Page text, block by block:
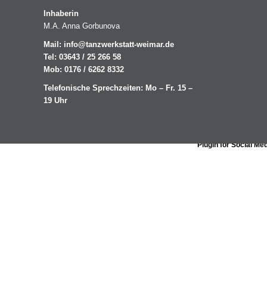
Inhaberin
M.A. Anna Gorbunova
Mail: info@tanzwerkstatt-weimar.de
Tel: 03643 / 25 266 58
Mob: 0176 / 6262 8332
Telefonische Sprechzeiten: Mo – Fr. 15 –
19 Uhr
Plugin for Social